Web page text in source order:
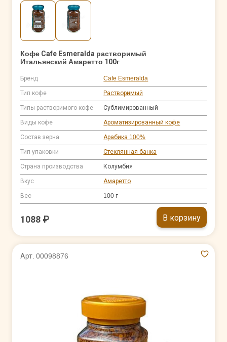
Кофе Cafe Esmeralda растворимый
Итальянский Амаретто 100г
Бренд Cafe Esmeralda
Тип кофе Растворимый
Типы растворимого кофе Сублимированный
Виды кофе Ароматизированный кофе
Состав зерна Арабика 100%
Тип упаковки Стеклянная банка
Страна производства Колумбия
Вкус Амаретто
Вес 100 г
1088 ₽ В корзину
Арт. 00098876